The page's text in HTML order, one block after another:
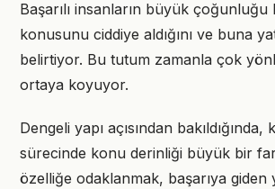
Başarılı insanların büyük
konusunu ciddiye aldığını ve buna
belirtiyor. Bu tutum zamanla çok
ortaya koyuyor.
Dengeli yapı açısından
sürecinde konu derinliği büyük bir
özelliğe odaklanmak, başarıya giden